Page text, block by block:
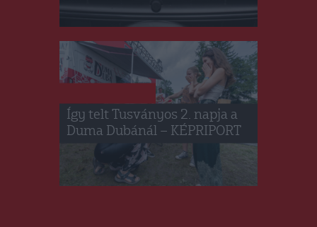
Így telt Tusványos 2. napja a
Duma Dubánál – KÉPRIPORT